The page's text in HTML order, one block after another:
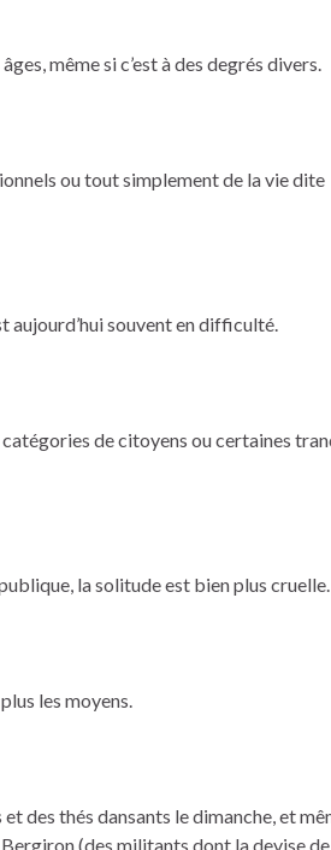
même si c’est à des degrés divers.
ou tout simplement de la vie dite
aujourd’hui souvent en difficulté.
de citoyens ou certaines
la solitude est bien plus cruelle.
les moyens.
des thés dansants le dimanche, et
(des militants dont la devise